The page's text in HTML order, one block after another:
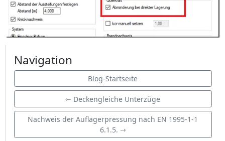
Navigation
Blog-Startseite
⇽ Deckengleiche Unterzüge
Nachweis der Auflagerpressung nach EN 1995-1-1
6.1.5. ⇾